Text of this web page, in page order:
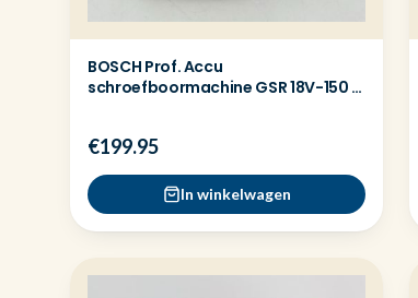
BOSCH Prof. Accu
schroefboormachine GSR 18V-150 C
€199.95
In winkelwagen